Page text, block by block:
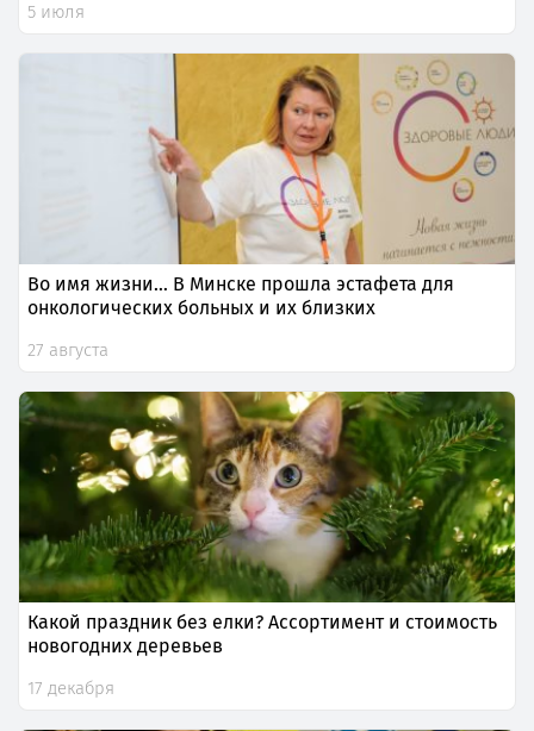
5 июля
Во имя жизни… В Минске прошла эстафета для
онкологических больных и их близких
27 августа
Какой праздник без елки? Ассортимент и стоимость
новогодних деревьев
17 декабря